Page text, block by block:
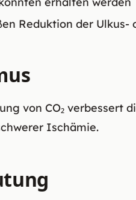
Reduktion der
von CO₂ verbessert
Ischämie.